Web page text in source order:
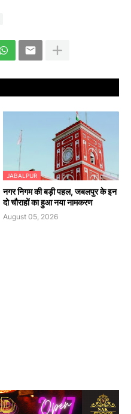
JABALPUR
नगर निगम की बड़ी पहल, जबलपुर के इन
दो चौराहों का हुआ नया नामकरण
August 05, 2026